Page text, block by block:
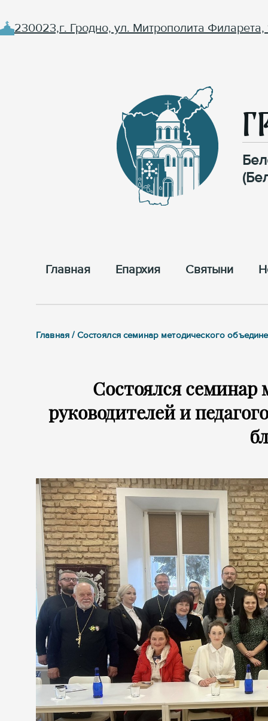
230023,г. Гродно, ул. Митрополита Филарета,
Главная Епархия Cвятыни
Главная / Состоялся семинар методического
Состоялся семинар
руководителей и